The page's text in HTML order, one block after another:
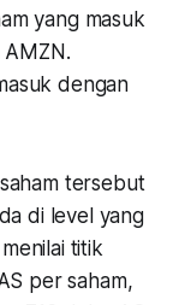
yang masuk
AMZN.
dengan
tersebut
di level yang
titik
per saham,